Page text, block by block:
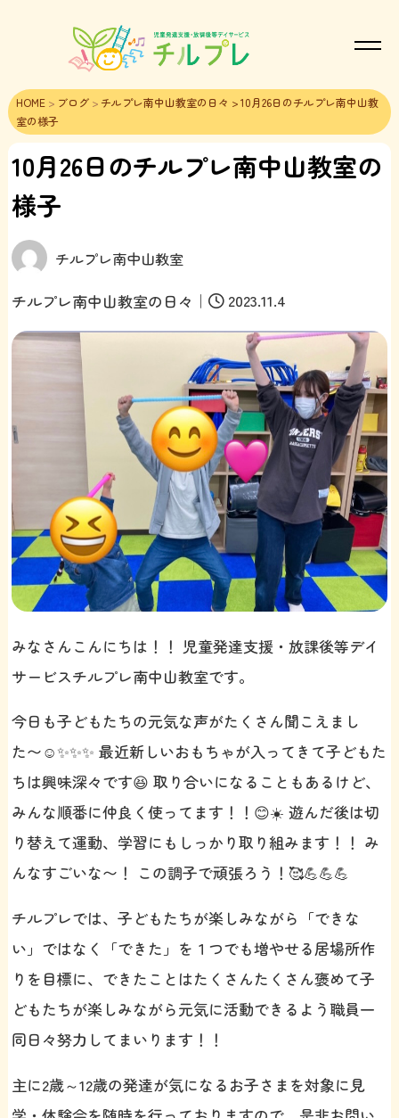
HOME> ブログ> チルプレ南中山教室の日々 > 10月26日のチルプレ南中山教
室の様子
10月26日のチルプレ南中山教室の
様子
チルプレ南中山教室
チルプレ南中山教室の日々 ｜ 2023.11.4
みなさんこんにちは！！ 児童発達支援・放課後等デイ
サービスチルプレ南中山教室です。
今日も子どもたちの元気な声がたくさん聞こえまし
た〜☺️✨✨✨ 最近新しいおもちゃが入ってきて子どもた
ちは興味深々です😆 取り合いになることもあるけど、
みんな順番に仲良く使ってます！！😊☀️ 遊んだ後は切
り替えて運動、学習にもしっかり取り組みます！！ み
んなすごいな〜！ この調子で頑張ろう！🥰💪💪💪
チルプレでは、子どもたちが楽しみながら「できな
い」ではなく「できた」を１つでも増やせる居場所作
りを目標に、できたことはたくさんたくさん褒めて子
どもたちが楽しみながら元気に活動できるよう職員一
同日々努力してまいります！！
主に2歳～12歳の発達が気になるお子さまを対象に見